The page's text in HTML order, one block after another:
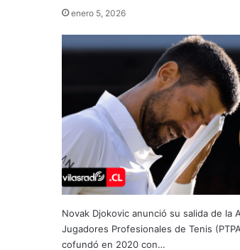
enero 5, 2026
Novak Djokovic anunció su salida de la
Jugadores Profesionales de Tenis
cofundó en 2020 con…